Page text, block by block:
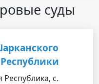
суды
Республика, с.